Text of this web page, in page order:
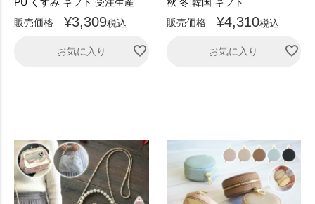
販売価格
¥3,309税込
お気に入り
販売価格
¥4,310税込
お気に入り